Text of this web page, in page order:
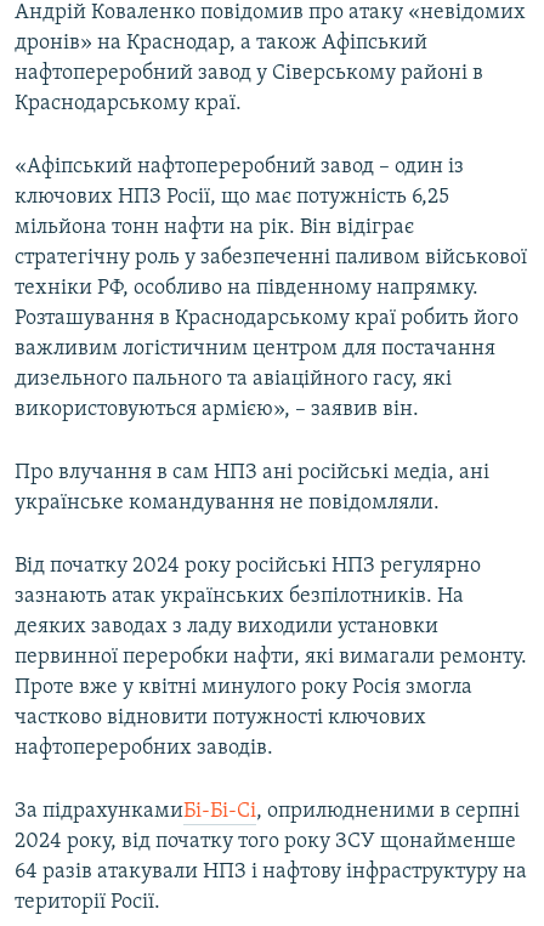
Андрій Коваленко повідомив про атаку «невідомих
дронів» на Краснодар, а також Афіпський
нафтопереробний завод у Сіверському районі в
Краснодарському краї.
«Афіпський нафтопереробний завод – один із
ключових НПЗ Росії, що має потужність 6,25
мільйона тонн нафти на рік. Він відіграє
стратегічну роль у забезпеченні паливом військової
техніки РФ, особливо на південному напрямку.
Розташування в Краснодарському краї робить його
важливим логістичним центром для постачання
дизельного пального та авіаційного гасу, які
використовуються армією», – заявив він.
Про влучання в сам НПЗ ані російські медіа, ані
українське командування не повідомляли.
Від початку 2024 року російські НПЗ регулярно
зазнають атак українських безпілотників. На
деяких заводах з ладу виходили установки
первинної переробки нафти, які вимагали ремонту.
Проте вже у квітні минулого року Росія змогла
частково відновити потужності ключових
нафтопереробних заводів.
За підрахункамиБі-Бі-Сі, оприлюдненими в серпні
2024 року, від початку того року ЗСУ щонайменше
64 разів атакували НПЗ і нафтову інфраструктуру на
території Росії.